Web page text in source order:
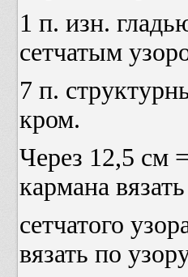
1 п. изн.
сетчатым
7 п.
кром.
Через 12,5 см
кармана
сетчатого
вязать по